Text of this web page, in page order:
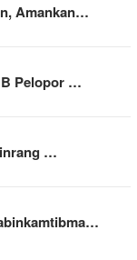
Amankan…
Pelopor …
…